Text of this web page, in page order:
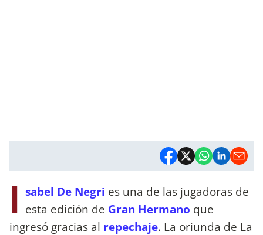
I sabel De Negri es una de las jugadoras de
esta edición de Gran Hermano que
ingresó gracias al repechaje. La oriunda de La